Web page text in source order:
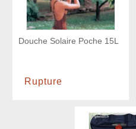
Douche Solaire Poche 15L
Rupture